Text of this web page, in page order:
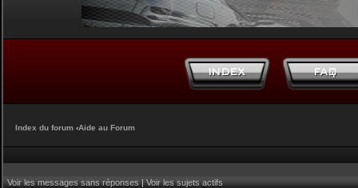
Index du forum ‹Aide au Forum
Voir les messages sans réponses|Voir les sujets actifs